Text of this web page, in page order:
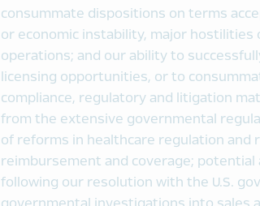
consummate dispositions on terms
or economic instability, major
operations; and our ability to
licensing opportunities, or to
compliance, regulatory and litigation
from the extensive governmental
of reforms in healthcare regulation and
reimbursement and coverage; potential
following our resolution with the U.S.